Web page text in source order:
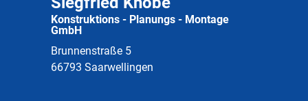
Konstruktions - Planungs - Montage
GmbH
Brunnenstraße 5
66793 Saarwellingen